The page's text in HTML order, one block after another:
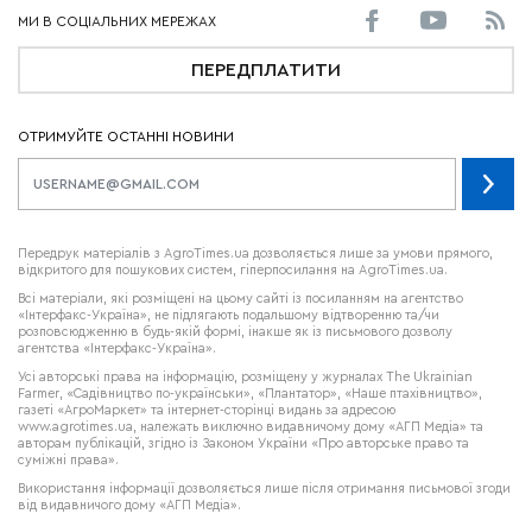
ПЕРЕДПЛАТИТИ
ОТРИМУЙТЕ ОСТАННІ НОВИНИ
Передрук матеріалів з AgroTimes.ua дозволяється лише за умови прямого,
відкритого для пошукових систем, гіперпосилання на AgroTimes.ua.
Всі матеріали, які розміщені на цьому сайті із посиланням на агентство
«Інтерфакс-Україна», не підлягають подальшому відтворенню та/чи
розповсюдженню в будь-якій формі, інакше як із письмового дозволу
агентства «Інтерфакс-Україна».
Усі авторські права на інформацію, розміщену у журналах The Ukrainian
Farmer, «Садівництво по-українськи», «Плантатор», «Наше птахівництво»,
газеті «АгроМаркет» та інтернет-сторінці видань за адресою
www.agrotimes.ua, належать виключно видавничому дому «АГП Медіа» та
авторам публікацій, згідно із Законом України «Про авторське право та
суміжні права».
Використання інформації дозволяється лише після отримання письмової згоди
від видавничого дому «АГП Медіа».